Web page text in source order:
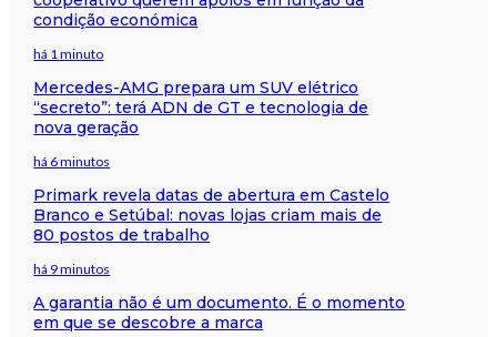
condição económica
há 1 minuto
Mercedes-AMG prepara um SUV elétrico
“secreto”: terá ADN de GT e tecnologia de
nova geração
há 6 minutos
Primark revela datas de abertura em Castelo
Branco e Setúbal: novas lojas criam mais de
80 postos de trabalho
há 9 minutos
A garantia não é um documento. É o momento
em que se descobre a marca